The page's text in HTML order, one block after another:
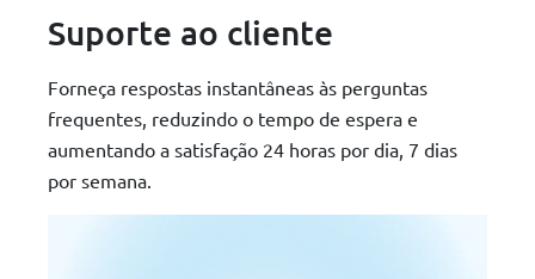
Suporte ao cliente
Forneça respostas instantâneas às perguntas
frequentes, reduzindo o tempo de espera e
aumentando a satisfação 24 horas por dia, 7 dias
por semana.